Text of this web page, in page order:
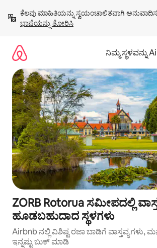
ಹೋಗಿ
ಕೆಲವು ಮಾಹಿತಿಯನ್ನು ಸ್ವಯಂಚಾಲಿತವಾಗಿ
ಭಾಷೆಯನ್ನು ತೋರಿಸಿ
ನಿಮ್ಮ ಸ್ಥಳವನ್ನು
ZORB Rotorua ಸಮೀಪದಲ್ಲಿ
ಹೂಡಬಹುದಾದ ಸ್ಥಳಗಳು
Airbnb ನಲ್ಲಿ ವಿಶಿಷ್ಟ ರಜಾ ಬಾಡಿಗೆ ವಾಸ್ತವ್ಯಗಳು,
ಇನ್ನಷ್ಟು ಬುಕ್ ಮಾಡಿ